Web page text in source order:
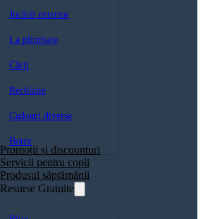
Jucării exterior
La plimbare
Cărți
Rechizite
Cadouri diverse
Botez
Promoții și discounturi
Servicii pentru copii
Produsul săptămănii
Resurse Gratuite